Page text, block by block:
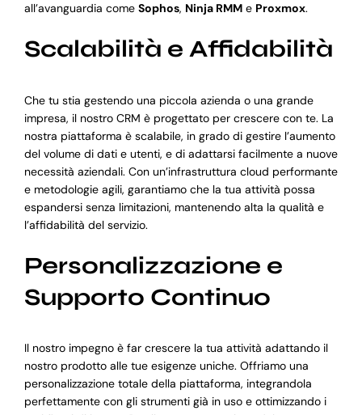
all’avanguardia come Sophos, Ninja RMMe Proxmox.
Scalabilità e Affidabilità
Che tu stia gestendo una piccola azienda o una grande
impresa, il nostro CRM è progettato per crescere con te. La
nostra piattaforma è scalabile, in grado di gestire l’aumento
del volume di dati e utenti, e di adattarsi facilmente a nuove
necessità aziendali. Con un’infrastruttura cloud performante
e metodologie agili, garantiamo che la tua attività possa
espandersi senza limitazioni, mantenendo alta la qualità e
l’affidabilità del servizio.
Personalizzazione e
Supporto Continuo
Il nostro impegno è far crescere la tua attività adattando il
nostro prodotto alle tue esigenze uniche. Offriamo una
personalizzazione totale della piattaforma, integrandola
perfettamente con gli strumenti già in uso e ottimizzando i